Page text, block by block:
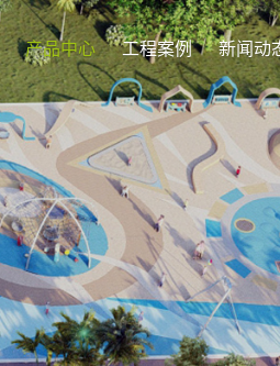
产品中心 工程案例 新闻动